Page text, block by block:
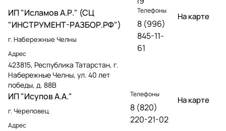
ИП "Исламов А.Р." (СЦ
"ИНСТРУМЕНТ-РАЗБОР.РФ")
г. Набережные Челны
Адрес
423815, Республика Татарстан, г.
Набережные Челны, ул. 40 лет
победы, д. 88В
Телефоны
8 (996)
845-11-
61
На карте
ИП "Исупов А.А."
г. Череповец
Адрес
Телефоны
8 (820)
220-21-02
На карте